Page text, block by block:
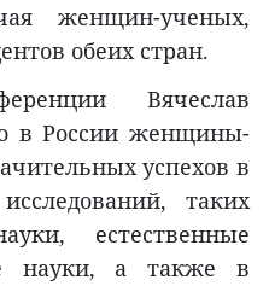
женщин-ученых,
обеих стран.
Вячеслав
в России женщины-
успехов в
таких
естественные
науки, а также в